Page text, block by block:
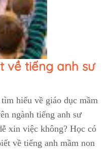
về tiếng anh sư
hiểu về giáo dục mầm
ngành tiếng anh sư
xin việc không? Học có
về tiếng anh mầm non